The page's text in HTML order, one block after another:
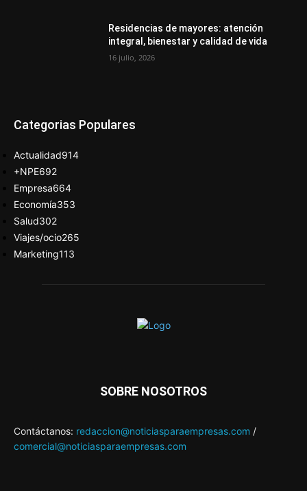
Residencias de mayores: atención
integral, bienestar y calidad de vida
16 julio, 2026
Categorias Populares
Actualidad914
+NPE692
Empresa664
Economía353
Salud302
Viajes/ocio265
Marketing113
SOBRE NOSOTROS
Contáctanos: redaccion@noticiasparaempresas.com /
comercial@noticiasparaempresas.com